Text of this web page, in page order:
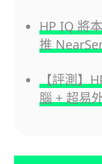
HP IQ 將
推
【評測】
腦 + 超易